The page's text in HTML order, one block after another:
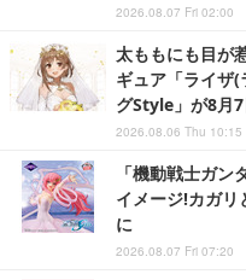
2026.08.07 Fri 02:00
太ももにも目が
ギュア「ライザ
グStyle」が8月
2026.08.06 Thu 10:15
「機動戦士ガン
イメージ!カガリ
に
2026.08.07 Fri 07:20